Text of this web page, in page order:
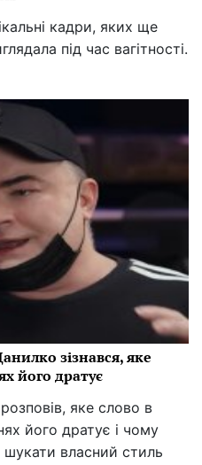
кадри, яких ще
під час вагітності.
зізнався, яке
його дратує
яке слово в
його дратує і чому
власний стиль